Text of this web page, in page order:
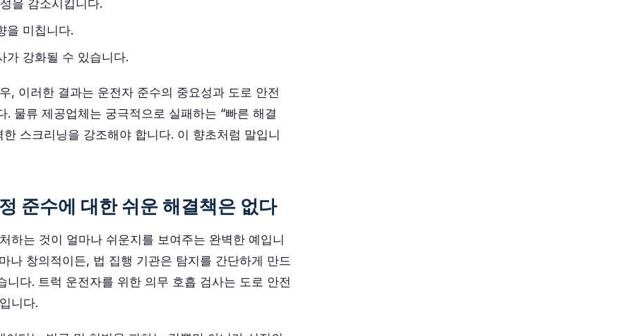
을 감소시킵니다.
을 미칩니다.
가 강화될 수 있습니다.
, 이러한 결과는 운전자 준수의 중요성과 도로 안전
물류 제공업체는 궁극적으로 실패하는 “빠른 해결
스크리닝을 강조해야 합니다. 이 향초처럼 말입니
준수에 대한 쉬운 해결책은 없다
하는 것이 얼마나 쉬운지를 보여주는 완벽한 예입니
나 창의적이든, 법 집행 기관은 탐지를 간단하게 만드
다. 트럭 운전자를 위한 의무 호흡 검사는 도로 안전
니다.